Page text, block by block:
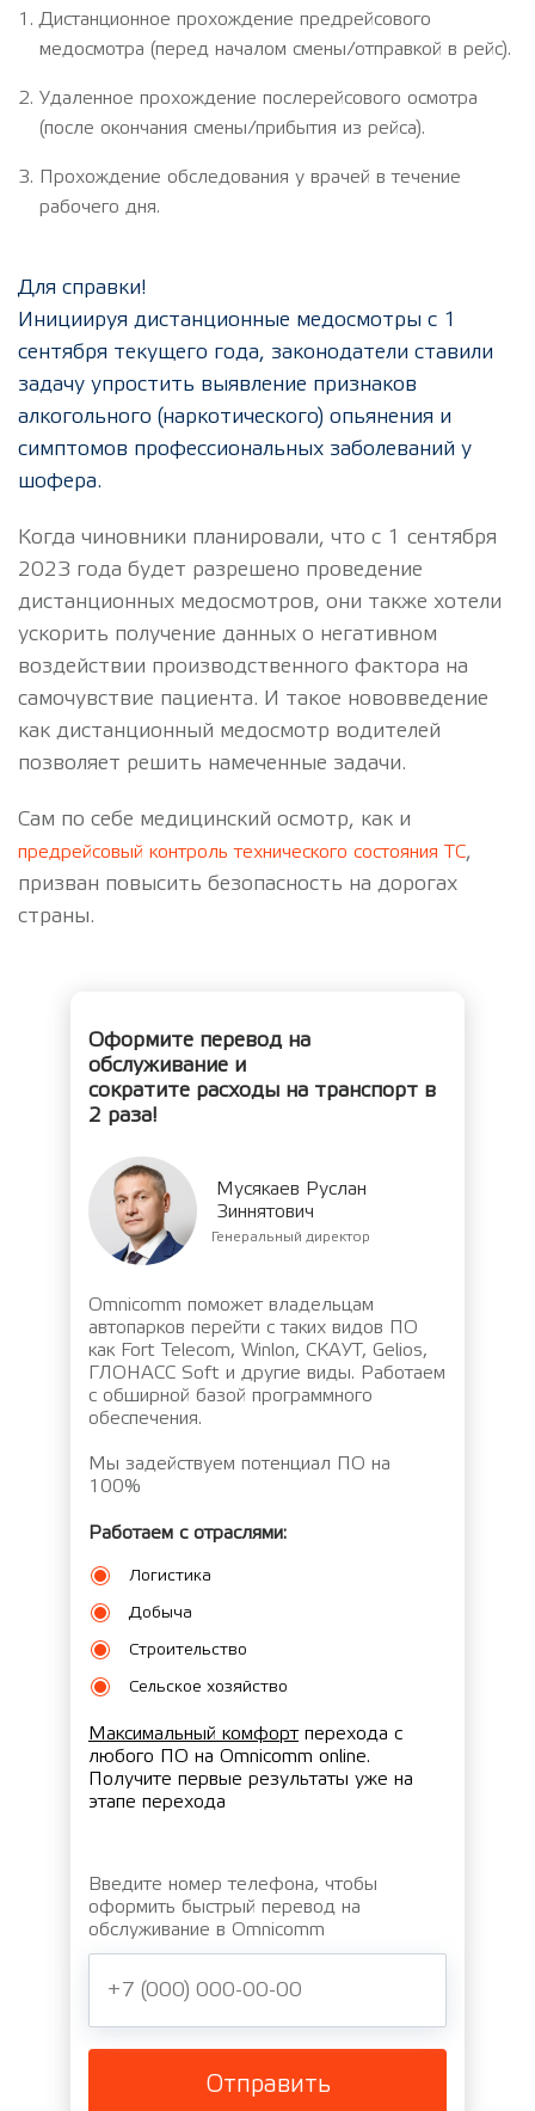
Дистанционное прохождение предрейсового
медосмотра (перед началом смены/отправкой в рейс).
Удаленное прохождение послерейсового осмотра
(после окончания смены/прибытия из рейса).
Прохождение обследования у врачей в течение
рабочего дня.
Для справки!
Инициируя дистанционные медосмотры с 1
сентября текущего года, законодатели ставили
задачу упростить выявление признаков
алкогольного (наркотического) опьянения и
симптомов профессиональных заболеваний у
шофера.
Когда чиновники планировали, что с 1 сентября
2023 года будет разрешено проведение
дистанционных медосмотров, они также хотели
ускорить получение данных о негативном
воздействии производственного фактора на
самочувствие пациента. И такое нововведение
как дистанционный медосмотр водителей
позволяет решить намеченные задачи.
Сам по себе медицинский осмотр, как и
предрейсовый контроль технического состояния ТС,
призван повысить безопасность на дорогах
страны.
Оформите перевод на
обслуживание и
сократите расходы на транспорт в
2 раза!
Omnicomm поможет владельцам
автопарков перейти с таких видов ПО
как Fort Telecom, Winlon, СКАУТ, Gelios,
ГЛОНАСС Soft и другие виды. Работаем
с обширной базой программного
обеспечения.
Мы задействуем потенциал ПО на
100%
Мусякаев Руслан
Зиннятович
Генеральный директор
Работаем с отраслями:
Логистика
Добыча
Строительство
Сельское хозяйство
Максимальный комфортперехода с
любого ПО на Omnicomm online.
Получите первые результаты уже на
этапе перехода
Введите номер телефона, чтобы
оформить быстрый перевод на
обслуживание в Omnicomm
Отправить